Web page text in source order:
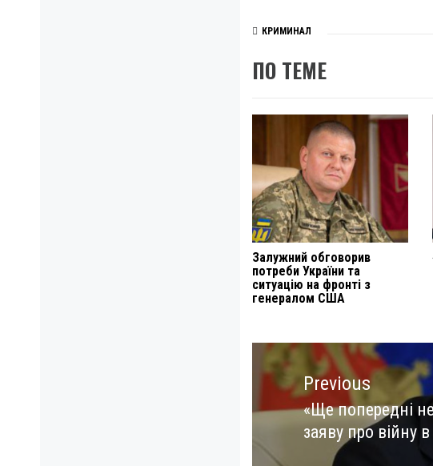
КРИМИНАЛ
ПО ТЕМЕ
Залужний обговорив
потреби України та
ситуацію на фронті з
генералом США
Навигация
по
записямPrevious
Previous
post:
«Ще попередні
заяву про війну в